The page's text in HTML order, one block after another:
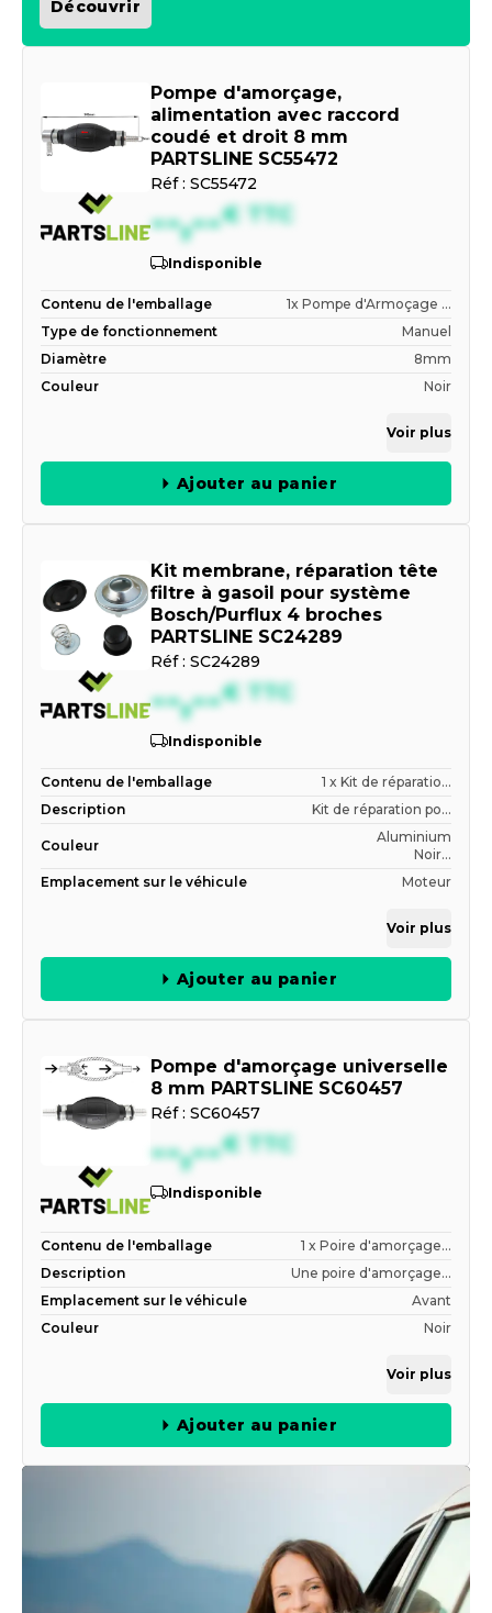
Découvrir
Pompe d'amorçage,
alimentation avec raccord
coudé et droit 8 mm
PARTSLINE SC55472
Réf : SC55472
--,--€ TTC
Indisponible
Contenu de l'emballage
1x Pompe d'Armoçage ...
Type de fonctionnement
Manuel
Diamètre
8mm
Couleur
Noir
Voir plus
Ajouter au panier
Kit membrane, réparation tête
filtre à gasoil pour système
Bosch/Purflux 4 broches
PARTSLINE SC24289
Réf : SC24289
--,--€ TTC
Indisponible
Contenu de l'emballage
1 x Kit de réparatio...
Description
Kit de réparation po...
Couleur
Aluminium
Noir...
Emplacement sur le véhicule
Moteur
Voir plus
Ajouter au panier
Pompe d'amorçage universelle
8 mm PARTSLINE SC60457
Réf : SC60457
--,--€ TTC
Indisponible
Contenu de l'emballage
1 x Poire d'amorçage...
Description
Une poire d'amorçage...
Emplacement sur le véhicule
Avant
Couleur
Noir
Voir plus
Ajouter au panier